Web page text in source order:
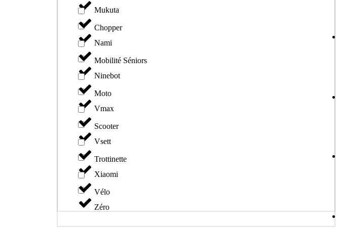
Mukuta
Nami
Ninebot
Vmax
Vsett
Xiaomi
Zéro
Chopper
Mobilité Séniors
Moto
Scooter
Trottinette
Vélo